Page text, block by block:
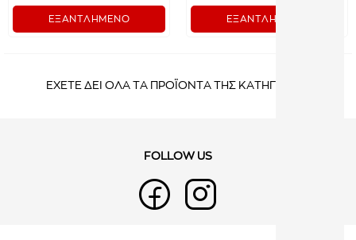
ΕΞΑΝΤΛΗΜΕΝΟ ΕΞΑΝΤΛΗΜΕΝΟ
ΕΧΕΤΕ ΔΕΙ ΟΛΑ ΤΑ ΠΡΟΪΟΝΤΑ ΤΗΣ ΚΑΤΗΓΟΡΙΑΣ
FOLLOW US